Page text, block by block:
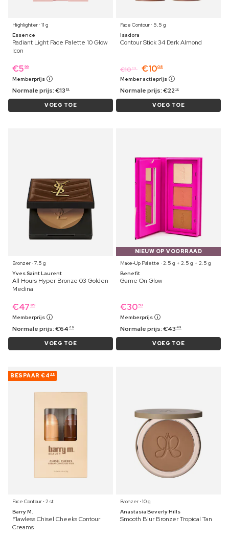
Highlighter ⋅ 11 g
Essence
Radiant Light Face Palette 10 Glow
Icon
€5 99
Memberprijs
Normale prijs:€13 19
VOEG TOE
Face Contour ⋅ 5,5 g
Isadora
Contour Stick 34 Dark Almond
€1039 €1008
Member actieprijs
Normale prijs:€22 19
VOEG TOE
Bronzer ⋅ 7.5 g
Yves Saint Laurent
All Hours Hyper Bronze 03 Golden
Medina
€47 89
Memberprijs
Normale prijs:€64 69
VOEG TOE
NIEUW OP VOORRAAD
Make-Up Palette ⋅ 2.5 g + 2.5 g + 2.5 g
Benefit
Game On Glow
€30 59
Memberprijs
Normale prijs:€43 49
VOEG TOE
BESPAAR €4 85
Face Contour ⋅ 2 st
Barry M.
Flawless Chisel Cheeks Contour
Creams
Bronzer ⋅ 10 g
Anastasia Beverly Hills
Smooth Blur Bronzer Tropical Tan